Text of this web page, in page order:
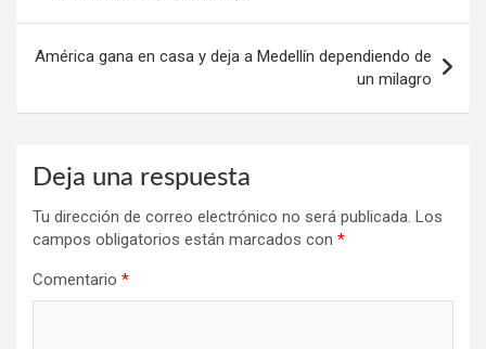
entradas
América gana en casa y deja a Medellín dependiendo de
un milagro
Deja una respuesta
Tu dirección de correo electrónico no será publicada. Los
campos obligatorios están marcados con *
Comentario *